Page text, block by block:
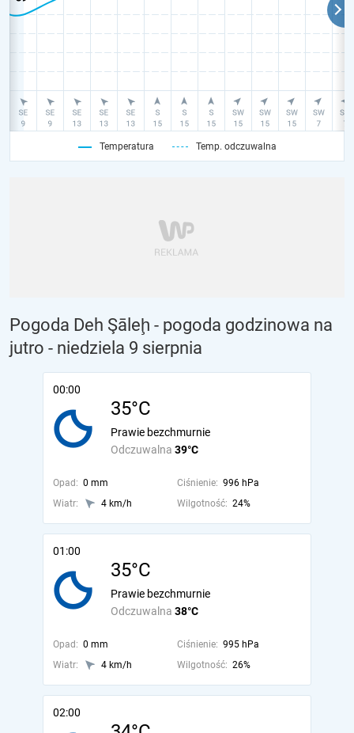
Temperatura Temp. odczuwalna
Pogoda Deh Şāleḩ - pogoda godzinowa na
jutro - niedziela 9 sierpnia
00:00
35°C
Odczuwalna 39°C
Prawie bezchmurnie
Opad: 0 mm Ciśnienie: 996 hPa
Wiatr:
4 km/h Wilgotność: 24%
01:00
35°C
Odczuwalna 38°C
Prawie bezchmurnie
Opad: 0 mm Ciśnienie: 995 hPa
Wiatr:
4 km/h Wilgotność: 26%
02:00